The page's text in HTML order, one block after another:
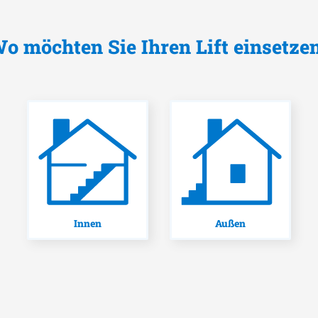
möchten Sie Ihren Lift
Innen Außen